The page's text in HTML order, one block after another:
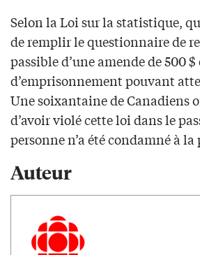
Selon la Loi sur la statistique,
de remplir le questionnaire de
passible d’une amende de 500
d’emprisonnement pouvant
Une soixantaine de Canadiens
d’avoir violé cette loi dans le
personne n’a été condamné à la
Auteur